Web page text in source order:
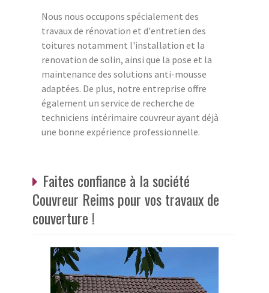
Nous nous occupons spécialement des
travaux de rénovation et d'entretien des
toitures notamment l'installation et la
renovation de solin, ainsi que la pose et la
maintenance des solutions anti-mousse
adaptées. De plus, notre entreprise offre
également un service de recherche de
techniciens intérimaire couvreur ayant déjà
une bonne expérience professionnelle.
Faites confiance à la société
Couvreur Reims pour vos travaux de
couverture !